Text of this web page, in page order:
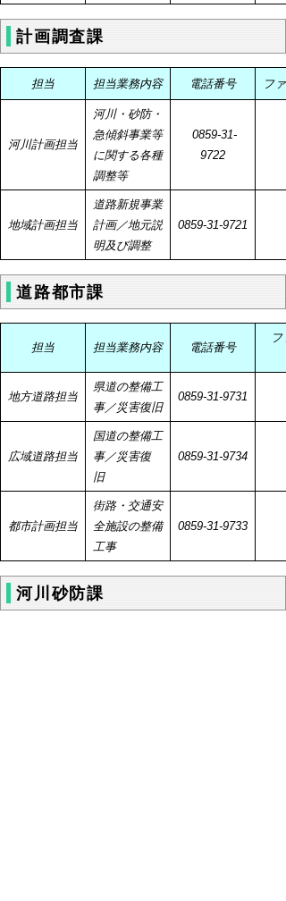
計画調査課
担当 担当業務内容 電話番号 フ
河川計画担当
河川・砂防・
急傾斜事業等
に関する各種
調整等
0859-31-
9722
地域計画担当
道路新規事業
計画／地元説
明及び調整
0859-31-9721
道路都市課
担当 担当業務内容 電話番号
フ
地方道路担当
県道の整備工
事／災害復旧
0859-31-9731
広域道路担当
国道の整備工
事／災害復
旧
0859-31-9734
都市計画担当
街路・交通安
全施設の整備
工事
0859-31-9733
河川砂防課